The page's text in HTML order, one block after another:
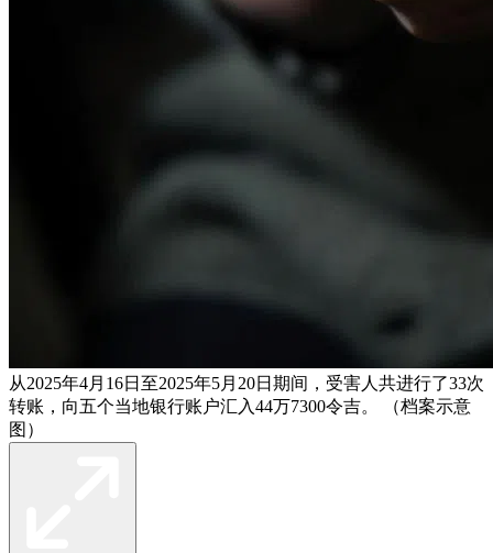
从2025年4月16日至2025年5月20日期间，受害人共进行了33次
转账，向五个当地银行账户汇入44万7300令吉。 （档案示意
图）